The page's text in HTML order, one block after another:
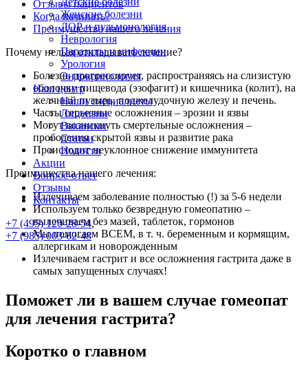
Женские болезни
ЛОР и пульмонология
Неврология
Паразиты и инфекции
Урология
Эндокринология
Наш центр
Наши специалисты
Лицензии
Вакансии
Статьи
Новости
Акции
Вопрос-ответ
Отзывы
Контакты
+7 (495) 120-28-54,
+7 (985) 003-62-48
Отзывы пациентов
Когда начинать?
Преимущества нашего лечения
Почему нельзя откладывать лечение?
Болезнь прогрессирует, распространяясь на слизистую
оболочку пищевода (эзофагит) и кишечника (колит), на
желчный пузырь, поджелудочную железу и печень.
Часты серьезные осложнения – эрозии и язвы
Могут возникнуть смертельные осложнения –
прободения скрытой язвы и развитие рака
Происходит неуклонное снижение иммунитета
Преимущества нашего лечения:
Излечиваем заболевание полностью (!) за 5-6 недели
Используем только безвредную гомеопатию –
вылечиваем без мазей, таблеток, гормонов
Мы помогаем ВСЕМ, в т. ч. беременным и кормящим,
аллергикам и новорожденным
Излечиваем гастрит и все осложнения гастрита даже в
самых запущенных случаях!
Поможет ли в вашем случае гомеопат
для лечения гастрита?
Коротко о главном